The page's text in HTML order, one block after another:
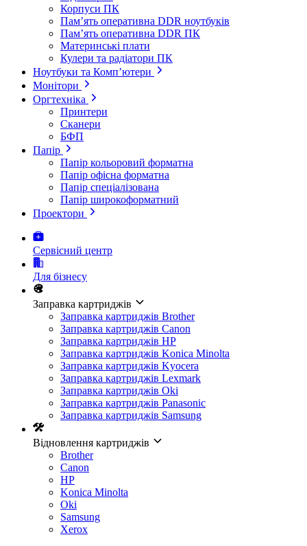
Корпуси ПК
Пам’ять оперативна DDR ноутбуків
Пам’ять оперативна DDR ПК
Материнські плати
Кулери та радіатори ПК
Ноутбуки та Комп’ютери
Монітори
Оргтехніка
Принтери
Сканери
БФП
Папір
Папір кольоровий форматна
Папір офісна форматна
Папір спеціалізована
Папір широкоформатний
Проектори
Сервісний центр
Для бізнесу
Заправка картриджів
Заправка картриджів Brother
Заправка картриджів Canon
Заправка картриджів HP
Заправка картриджів Konica Minolta
Заправка картриджів Kyocera
Заправка картриджів Lexmark
Заправка картриджів Oki
Заправка картриджів Panasonic
Заправка картриджів Samsung
Відновлення картриджів
Brother
Canon
HP
Konica Minolta
Oki
Samsung
Xerox